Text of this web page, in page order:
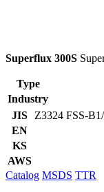
Superflux 300S
Type
Industry
JIS
Z3324 FSS-
EN
KS
AWS
Catalog MSDS TTR